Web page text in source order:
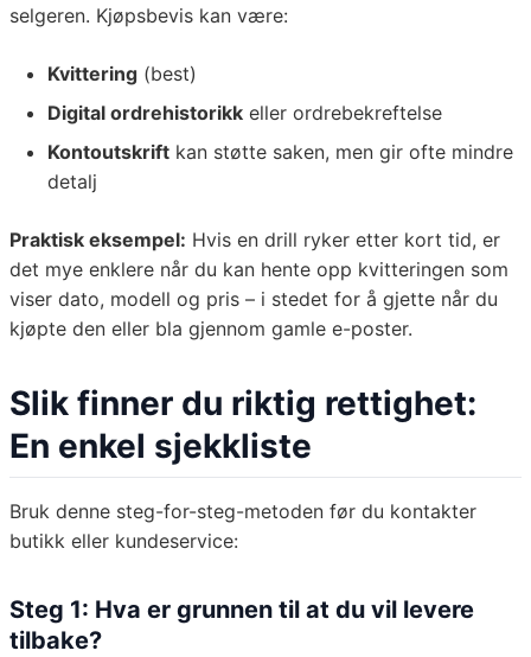
selgeren. Kjøpsbevis kan være:
Kvittering (best)
Digital ordrehistorikk eller ordrebekreftelse
Kontoutskrift kan støtte saken, men gir ofte mindre
detalj
Praktisk eksempel: Hvis en drill ryker etter kort tid, er
det mye enklere når du kan hente opp kvitteringen som
viser dato, modell og pris – i stedet for å gjette når du
kjøpte den eller bla gjennom gamle e-poster.
Slik finner du riktig rettighet:
En enkel sjekkliste
Bruk denne steg-for-steg-metoden før du kontakter
butikk eller kundeservice:
Steg 1: Hva er grunnen til at du vil levere
tilbake?